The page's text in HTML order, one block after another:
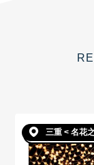
三重 < 名花